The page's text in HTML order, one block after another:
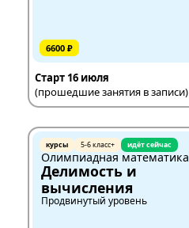
6600 ₽
Старт 16 июля
(прошедшие занятия в записи)
курсы 5-6 класс+ идёт сейчас
Олимпиадная математика
Делимость и
вычисления
Продвинутый уровень